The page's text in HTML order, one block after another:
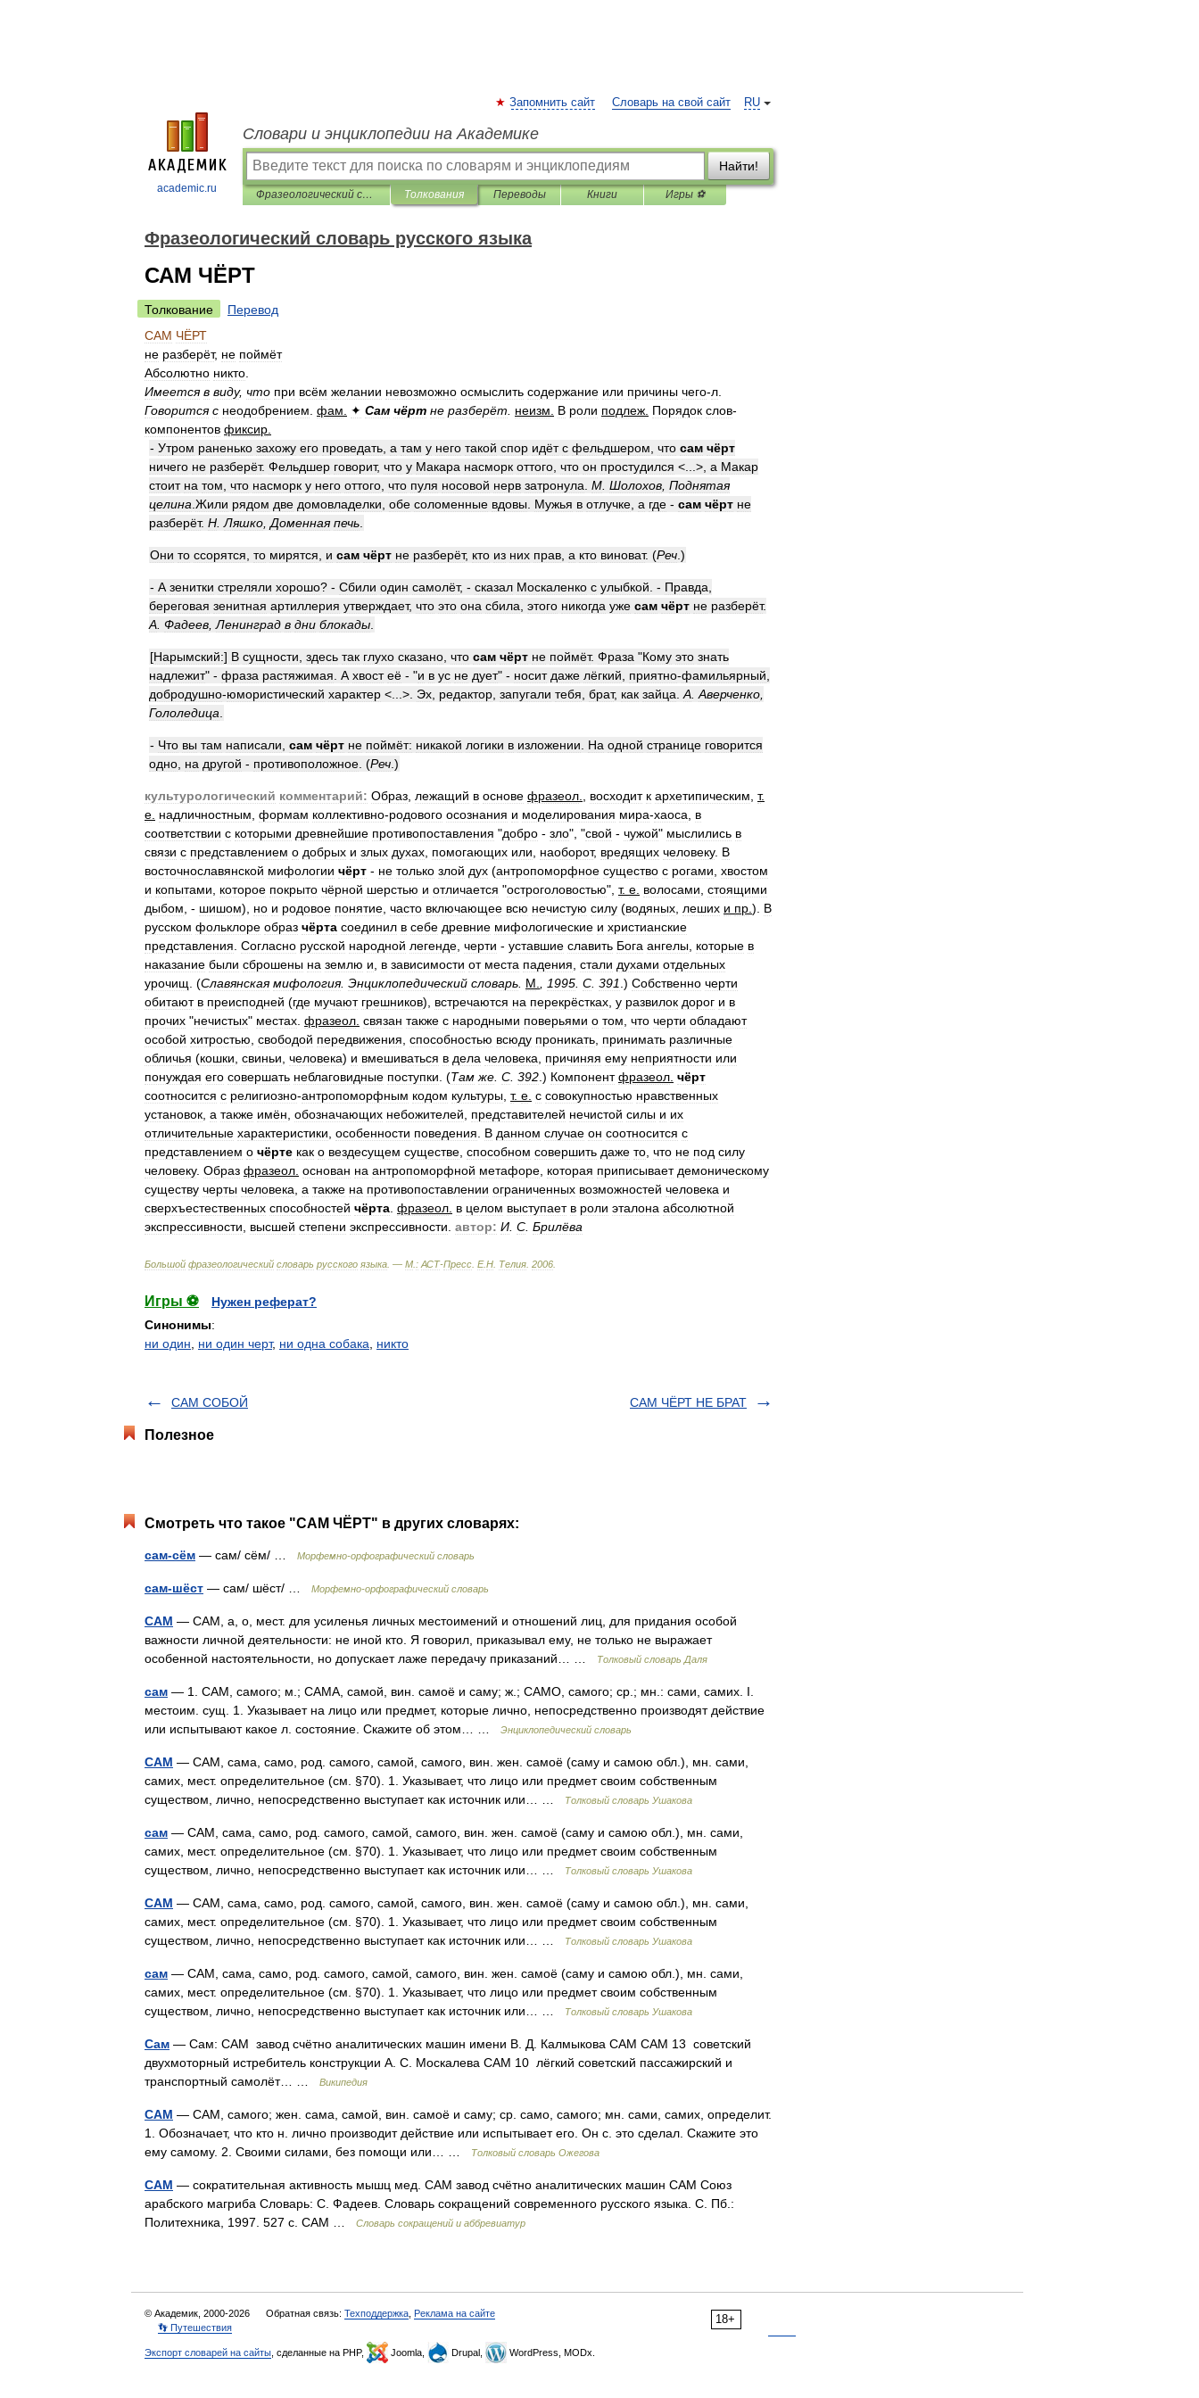
academic.ru
RU
Запомнить сайт Словарь на свой сайт
Словари и энциклопедии на Академике
Найти!
Фразеологический словарь русского языка Толкования Переводы Книги Игры ⚽
Фразеологический словарь русского языка
САМ ЧЁРТ
Толкование
Перевод
САМ ЧЁРТ
не разберёт, не поймёт
Абсолютно никто
Имеется в виду, что при всём желании невозможно осмыслить содержание или причины чего-л
Говорится с неодобрением фам ✦ Сам чёрт не разберёт неизм В роли подлеж Порядок слов-
компонентов фиксир
- Утром раненько захожу его проведать а там у него такой спор идёт с фельдшером что сам чёрт
ничего не разберёт. Фельдшер говорит, что у Макара насморк оттого что он простудился <...>, а Макар
стоит на том что насморк у него оттого что пуля носовой нерв затронула М Шолохов Поднятая
целина Жили рядом две домовладелки обе соломенные вдовы Мужья в отлучке а где - сам чёрт не
разберёт. Н Ляшко Доменная печь
Они то ссорятся то мирятся и сам чёрт не разберёт, кто из них прав а кто виноват. (Реч .)
- А зенитки стреляли хорошо? - Сбили один самолёт, - сказал Москаленко с улыбкой . - Правда
береговая зенитная артиллерия утверждает, что это она сбила этого никогда уже сам чёрт не разберёт.
А Фадеев Ленинград в дни блокады
[Нарымский:] В сущности здесь так глухо сказано что сам чёрт не поймёт. Фраза "Кому это знать
надлежит" - фраза растяжимая А хвост её - "и в ус не дует" - носит даже лёгкий приятно-фамильярный
добродушно-юмористический характер <...>. Эх редактор запугали тебя брат, как зайца А Аверченко
Гололедица
- Что вы там написали сам чёрт не поймёт: никакой логики в изложении На одной странице говорится
одно на другой - противоположное . (Реч .)
культурологический комментарий: Образ лежащий в основе фразеол восходит к архетипическим т.
е надличностным формам коллективно-родового осознания и моделирования мира-хаоса
в
соответствии с которыми древнейшие противопоставления "добро - зло", "свой - чужой" мыслились в
связи с представлением о добрых и злых духах помогающих или наоборот, вредящих человеку. В
восточнославянской мифологии чёрт - не только злой дух (антропоморфное существо с рогами хвостом
и копытами которое покрыто чёрной шерстью и отличается "остроголовостью", т. е волосами стоящими
дыбом , - шишом), но и родовое понятие часто включающее всю нечистую силу (водяных леших и пр ). В
русском фольклоре образ чёрта соединил в себе древние мифологические и христианские
представления Согласно русской народной легенде черти - уставшие славить Бога ангелы которые в
наказание были сброшены на землю и в зависимости от места падения стали духами отдельных
урочищ . (Славянская мифология. Энциклопедический словарь М 1995 С 391 .) Собственно черти
обитают в преисподней (где мучают грешников), встречаются на перекрёстках у развилок дорог и в
прочих "нечистых" местах фразеол связан также с народными поверьями о том что черти обладают
особой хитростью свободой передвижения способностью всюду проникать принимать различные
обличья (кошки свиньи человека) и вмешиваться в дела человека причиняя ему неприятности или
понуждая его совершать неблаговидные поступки . (Там же С 392 .) Компонент фразеол чёрт
соотносится с религиозно-антропоморфным кодом культуры т. е с совокупностью нравственных
установок а также имён обозначающих небожителей представителей нечистой силы и их
отличительные характеристики особенности поведения В данном случае он соотносится с
представлением о чёрте как о вездесущем существе способном совершить даже то что не под силу
человеку. Образ фразеол основан на антропоморфной метафоре которая приписывает демоническому
существу черты человека а также на противопоставлении ограниченных возможностей человека и
сверхъестественных способностей чёрта фразеол в целом выступает в роли эталона абсолютной
экспрессивности
высшей степени экспрессивности автор: И С Брилёва
Большой фразеологический словарь русского языка . — М : АСТ-Пресс Е.Н Телия 2006
Игры ⚽
Нужен реферат?
Синонимы:
ни один
ни один черт, ни одна собака никто
САМ СОБОЙ САМ ЧЁРТ НЕ БРАТ
Полезное
Смотреть что такое "САМ ЧЁРТ" в других словарях:
сам-сём — сам/ сём/ … Морфемно-орфографический словарь
сам-шёст — сам/ шёст/ … Морфемно-орфографический словарь
САМ — САМ, а, о, мест. для усиленья личных местоимений и отношений лиц, для придания особой
важности личной деятельности: не иной кто. Я говорил, приказывал ему, не только не выражает
особенной настоятельности, но допускает лаже передачу приказаний… …
Толковый словарь Даля
сам — 1. САМ, самого; м.; САМА, самой, вин. самоё и саму; ж.; САМО, самого; ср.; мн.: сами, самих. I.
местоим. сущ. 1. Указывает на лицо или предмет, которые лично, непосредственно производят действие
или испытывают какое л. состояние. Скажите об этом… …
Энциклопедический словарь
САМ — САМ, сама, само, род. самого, самой, самого, вин. жен. самоё (саму и самою обл.), мн. сами,
самих, мест. определительное (см. §70). 1. Указывает, что лицо или предмет своим собственным
существом, лично, непосредственно выступает как источник или… …
Толковый словарь Ушакова
сам — САМ, сама, само, род. самого, самой, самого, вин. жен. самоё (саму и самою обл.), мн. сами,
самих, мест. определительное (см. §70). 1. Указывает, что лицо или предмет своим собственным
существом, лично, непосредственно выступает как источник или… …
Толковый словарь Ушакова
САМ — САМ, сама, само, род. самого, самой, самого, вин. жен. самоё (саму и самою обл.), мн. сами,
самих, мест. определительное (см. §70). 1. Указывает, что лицо или предмет своим собственным
существом, лично, непосредственно выступает как источник или… …
Толковый словарь Ушакова
сам — САМ, сама, само, род. самого, самой, самого, вин. жен. самоё (саму и самою обл.), мн. сами,
самих, мест. определительное (см. §70). 1. Указывает, что лицо или предмет своим собственным
существом, лично, непосредственно выступает как источник или… …
Толковый словарь Ушакова
Сам — Сам: САМ завод счётно аналитических машин имени В. Д. Калмыкова САМ САМ 13 советский
двухмоторный истребитель конструкции А. С. Москалева САМ 10 лёгкий советский пассажирский и
транспортный самолёт… …
Википедия
САМ — САМ, самого; жен. сама, самой, вин. самоё и саму; ср. само, самого; мн. сами, самих, определит.
1. Обозначает, что кто н. лично производит действие или испытывает его. Он с. это сделал. Скажите это
ему самому. 2. Своими силами, без помощи или… …
Толковый словарь Ожегова
САМ — сократительная активность мышц мед. САМ завод счётно аналитических машин САМ Союз
арабского магриба Словарь: С. Фадеев. Словарь сокращений современного русского языка. С. Пб.:
Политехника, 1997. 527 с. САМ …
Словарь сокращений и аббревиатур
18+
© Академик, 2000-2026 Обратная связь: Техподдержка Реклама на сайте
👣 Путешествия
Экспорт словарей на сайты , сделанные на PHP, Joomla, Drupal, WordPress, MODx.